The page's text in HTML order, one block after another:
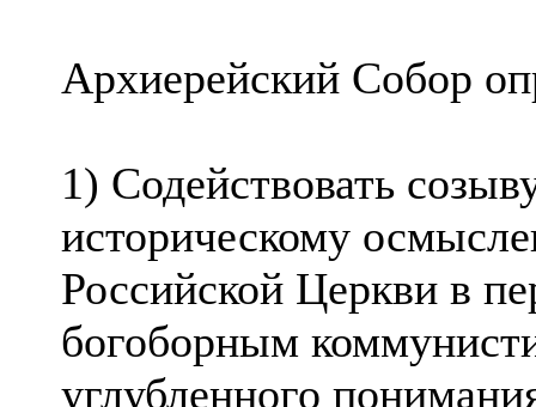
Архиерейский Собор
1) Содействовать
историческому
Российской Церкви в
богоборным
углубленного